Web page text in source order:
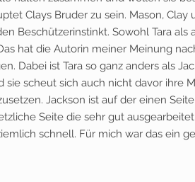
Clays Bruder zu sein. Mason,
Beschützerinstinkt. Sowohl Tara als
hat die Autorin meiner Meinung
Dabei ist Tara so ganz anders als
sie scheut sich auch nicht davor ihre
Jackson ist auf der einen
Seite die sehr gut
schnell. Für mich war das ein